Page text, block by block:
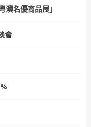
澳名優商品展」
會